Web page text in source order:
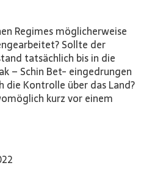
Regimes möglicherweise
Sollte der
tatsächlich bis in die
– Schin Bet- eingedrungen
die Kontrolle über das Land?
kurz vor einem